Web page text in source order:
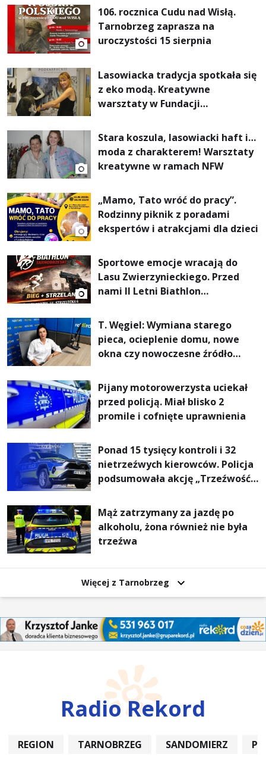
106. rocznica Cudu nad Wisłą.
Tarnobrzeg zaprasza na
uroczystości 15 sierpnia
Lasowiacka tradycja spotkała się
z eko modą. Kreatywne
warsztaty w Fundacji
Stara koszula, lasowiacki haft i…
moda z charakterem! Warsztaty
kreatywne w ramach NFW
„Mamo, Tato wróć do pracy”.
Rodzinny piknik z poradami
ekspertów i atrakcjami dla dzieci
Sportowe emocje wracają do
Lasu Zwierzynieckiego. Przed
nami II Letni Biathlon
T. Węgiel: Wymiana starego
pieca, ocieplenie domu, nowe
okna czy nowoczesne źródło
rachunki za energię, lepszy
komfort życia i... czystsze
powietrze
Pijany motorowerzysta uciekał
przed policją. Miał blisko 2
promile i cofnięte uprawnienia
Ponad 15 tysięcy kontroli i 32
nietrzeźwych kierowców. Policja
podsumowała akcję „Trzeźwość”
Mąż zatrzymany za jazdę po
alkoholu, żona również nie była
trzeźwa
Więcej z Tarnobrzeg
Radio Rekord
REGION TARNOBRZEG SANDOMIERZ